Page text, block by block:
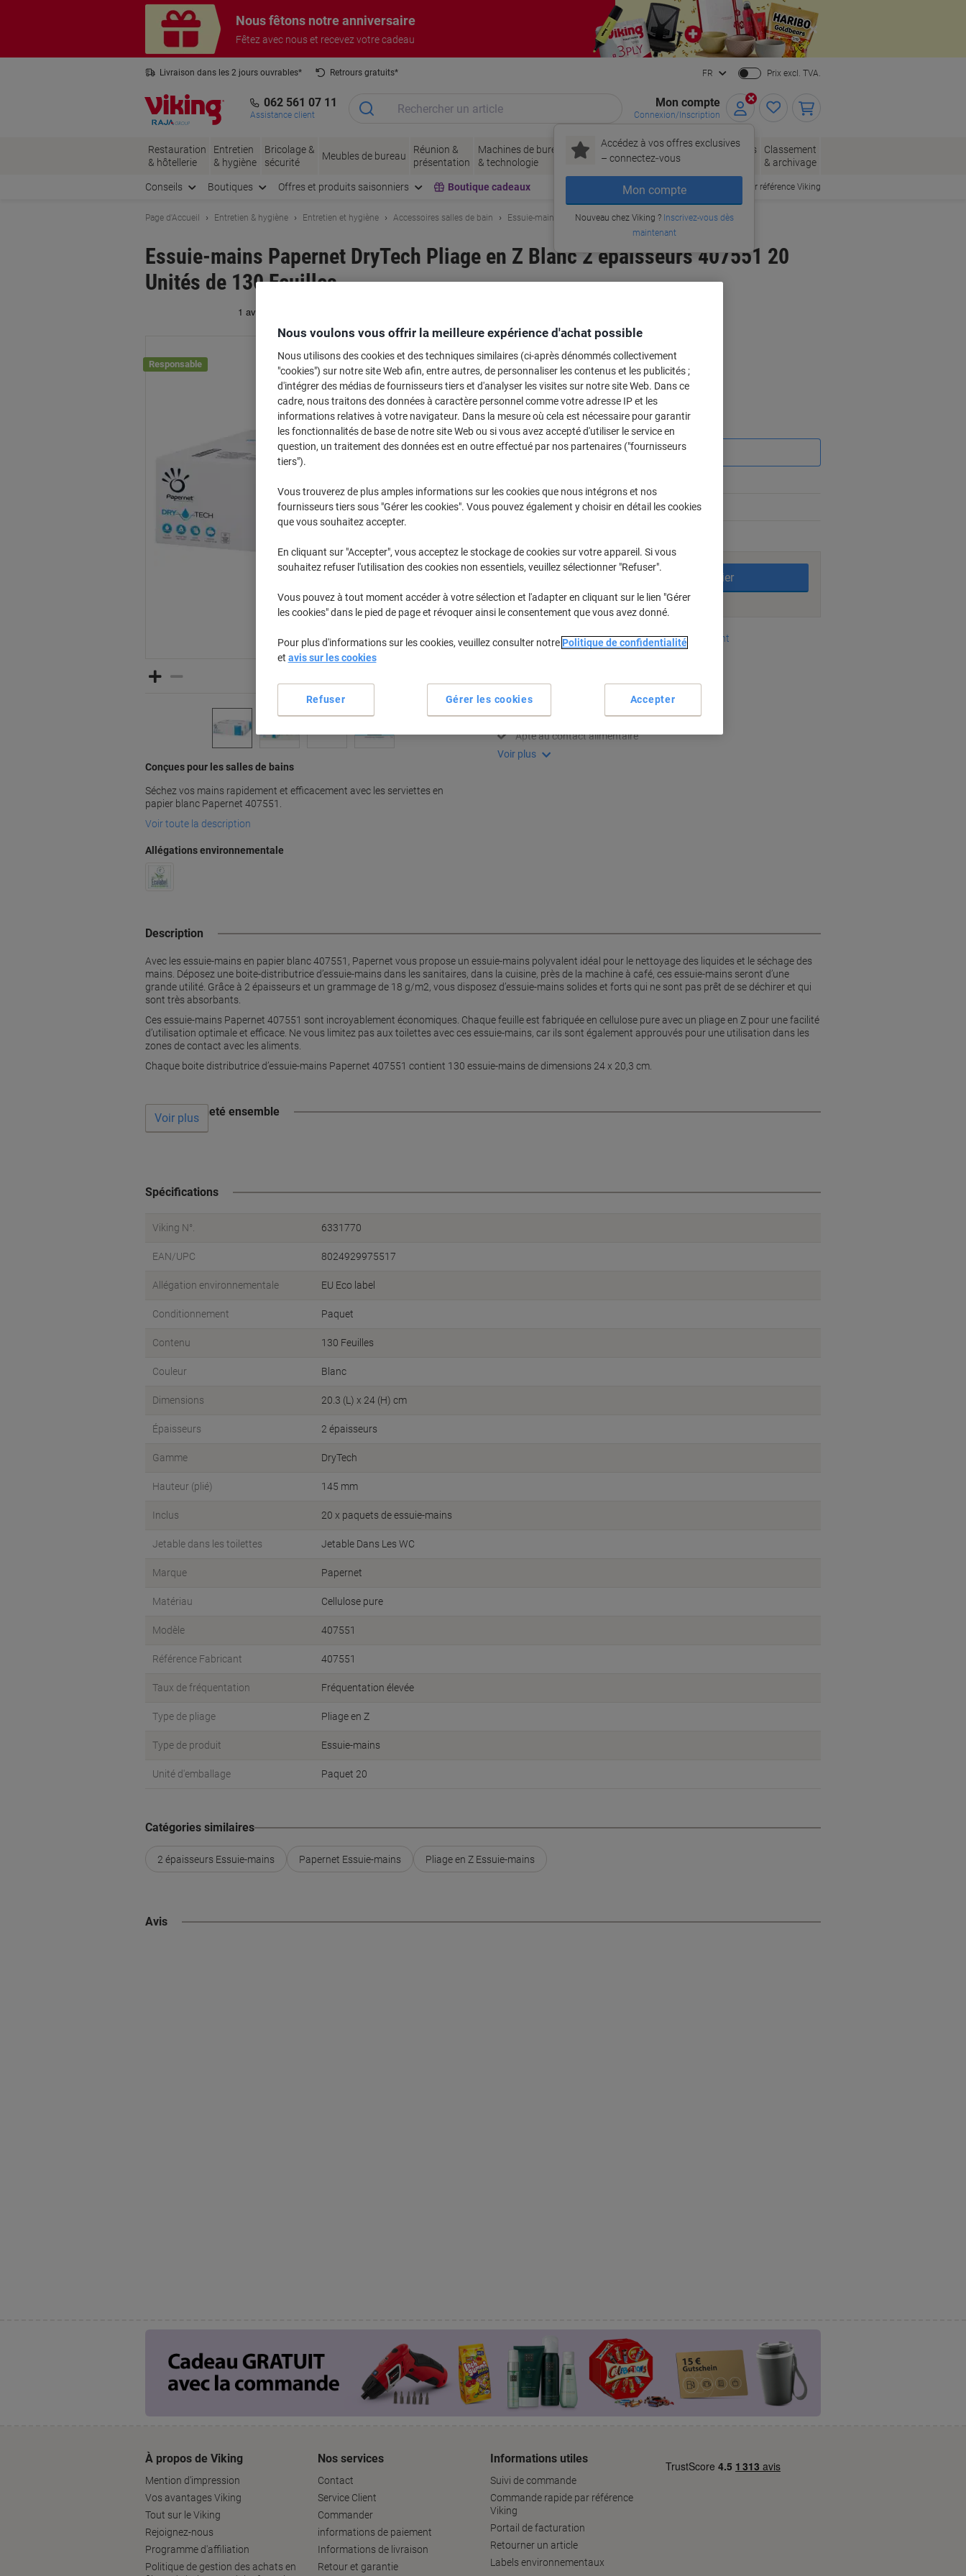
Nous fêtons notre anniversaire
Fêtez avec nous et recevez votre cadeau
Close
Livraison dans les 2 jours ouvrables*
Retrours gratuits*
FR Prix excl. TVA.
062 561 07 11
Assistance client
Mon compte
Connexion/Inscription
Accédez à vos offres exclusives
– connectez‑vous
Mon compte
Nouveau chez Viking ?Inscrivez-vous dès
maintenant
Restauration
& hôtellerie
Entretien
& hygiène
Bricolage &
sécurité
Meubles de bureau
Réunion &
présentation
Machines de bureau
& technologie
Encres
& toner
Papier, enveloppes
& emballage
Fournitures
Classement
& archivage
Conseils Boutiques Offres et produits saisonniers Boutique cadeaux Commander par référence Viking
Page d'Accueil Entretien & hygiène Entretien et hygiène Accessoires salles de bain Essuie-mains
Essuie-mains Papernet DryTech Pliage en Z Blanc 2 épaisseurs 407551 20
Unités de 130 Feuilles
Responsable
Conçues pour les salles de bains
Séchez vos mains rapidement et efficacement avec les serviettes en
papier blanc Papernet 407551.
Voir toute la description
Allégations environnementale
Achetez Plus, Dépensez Moins
CHF49.95 Paquet
À partir de 4 Paquets
CHF54.00 TVA incl.
CHF12.30 / m TVA excl.
Quantité TVA excl.
1Paquet CHF54.05
4+Paquets CHF49.95 -7%
Quantité
Ajouter au panier
Ajouter à une liste
Informations de livraison Moyens de paiement
Pliage en Z facile à utiliser
Apte au contact alimentaire
Voir plus
Description
Avec les essuie-mains en papier blanc 407551, Papernet vous propose un essuie-mains polyvalent idéal pour le nettoyage des liquides et le séchage des
mains. Déposez une boite-distributrice d’essuie-mains dans les sanitaires, dans la cuisine, près de la machine à café, ces essuie-mains seront d’une
grande utilité. Grâce à 2 épaisseurs et un grammage de 18 g/m2, vous disposez d’essuie-mains solides et forts qui ne sont pas prêt de se déchirer et qui
sont très absorbants.
Ces essuie-mains Papernet 407551 sont incroyablement économiques. Chaque feuille est fabriquée en cellulose pure avec un pliage en Z pour une facilité
d’utilisation optimale et efficace. Ne vous limitez pas aux toilettes avec ces essuie-mains, car ils sont également approuvés pour une utilisation dans les
zones de contact avec les aliments.
Chaque boite distributrice d’essuie-mains Papernet 407551 contient 130 essuie-mains de dimensions 24 x 20,3 cm.
Souvent acheté ensemble
Voir plus
Spécifications
Viking N°. 6331770
EAN/UPC 8024929975517
Allégation environnementale EU Eco label
Conditionnement Paquet
Contenu 130 Feuilles
Couleur Blanc
Dimensions 20.3 (L) x 24 (H) cm
Épaisseurs 2 épaisseurs
Gamme DryTech
Hauteur (plié) 145 mm
Inclus 20 x paquets de essuie-mains
Jetable dans les toilettes Jetable Dans Les WC
Marque Papernet
Matériau Cellulose pure
Modèle 407551
Référence Fabricant 407551
Taux de fréquentation Fréquentation élevée
Type de pliage Pliage en Z
Type de produit Essuie-mains
Unité d'emballage Paquet 20
Catégories similaires
2 épaisseurs Essuie-mains Papernet Essuie-mains Pliage en Z Essuie-mains
Avis
À propos de Viking
Mention d'impression
Vos avantages Viking
Tout sur le Viking
Rejoignez-nous
Programme d'affiliation
Politique de gestion des achats en
Nos services
Contact
Service Client
Commander
informations de paiement
Informations de livraison
Retour et garantie
Informations utiles
Suivi de commande
Commande rapide par référence
Viking
Portail de facturation
Retourner un article
Labels environnementaux
Nous voulons vous offrir la meilleure expérience d'achat possible
Nous utilisons des cookies et des techniques similaires (ci-après dénommés collectivement
"cookies") sur notre site Web afin, entre autres, de personnaliser les contenus et les publicités ;
d'intégrer des médias de fournisseurs tiers et d'analyser les visites sur notre site Web. Dans ce
cadre, nous traitons des données à caractère personnel comme votre adresse IP et les
informations relatives à votre navigateur. Dans la mesure où cela est nécessaire pour garantir
les fonctionnalités de base de notre site Web ou si vous avez accepté d'utiliser le service en
question, un traitement des données est en outre effectué par nos partenaires ("fournisseurs
tiers").
Vous trouverez de plus amples informations sur les cookies que nous intégrons et nos
fournisseurs tiers sous "Gérer les cookies". Vous pouvez également y choisir en détail les cookies
que vous souhaitez accepter.
En cliquant sur "Accepter", vous acceptez le stockage de cookies sur votre appareil. Si vous
souhaitez refuser l'utilisation des cookies non essentiels, veuillez sélectionner "Refuser".
Vous pouvez à tout moment accéder à votre sélection et l'adapter en cliquant sur le lien "Gérer
les cookies" dans le pied de page et révoquer ainsi le consentement que vous avez donné.
Pour plus d'informations sur les cookies, veuillez consulter notre Politique de confidentialité
et avis sur les cookies
Gérer les cookies
Refuser Accepter